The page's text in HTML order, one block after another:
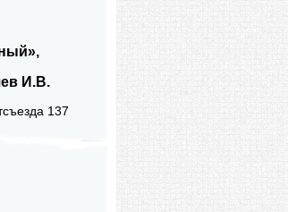
И.В.
137